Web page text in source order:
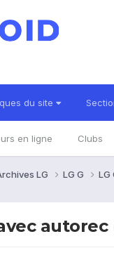
du site
en ligne Clubs
LG LG G LG
autorec